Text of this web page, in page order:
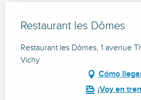
Restaurant les Dômes
Restaurant les Dômes, 1 avenue
Vichy
Cómo
¡Voy en